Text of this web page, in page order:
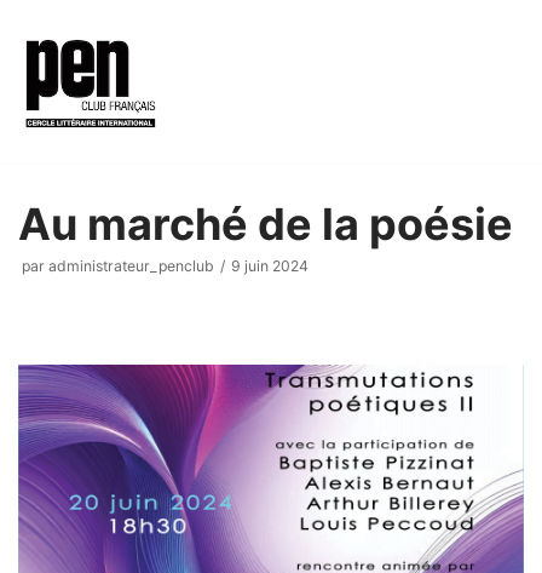
au
contenu
Au marché de la poésie
par administrateur_penclub 9 juin 2024